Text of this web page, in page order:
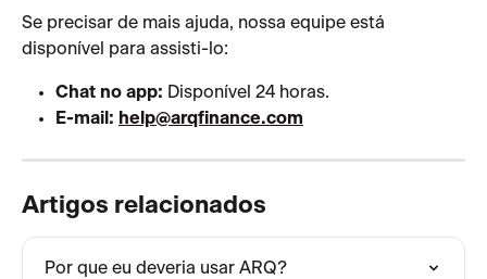
Se precisar de mais ajuda, nossa equipe está
disponível para assisti-lo:
Chat no app: Disponível 24 horas.
E-mail: help@arqfinance.com
Artigos relacionados
Por que eu deveria usar ARQ?